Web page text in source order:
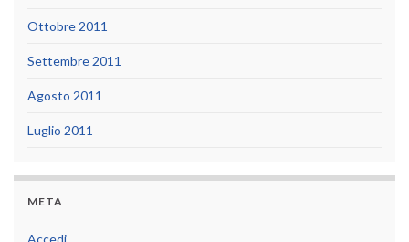
Ottobre 2011
Settembre 2011
Agosto 2011
Luglio 2011
META
Accedi